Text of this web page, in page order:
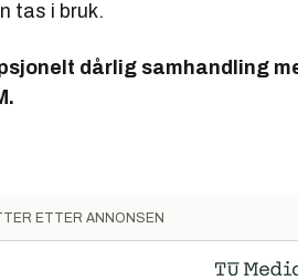
tas i bruk.
dårlig samhandling
ETTER ANNONSEN